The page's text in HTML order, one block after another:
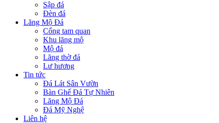
Sập đá
Đèn đá
Lăng Mộ Đá
Cổng tam quan
Khu lăng mộ
Mộ đá
Lăng thờ đá
Lư hương
Tin tức
Đá Lát Sân Vườn
Bàn Ghế Đá Tự Nhiên
Lăng Mộ Đá
Đá Mỹ Nghệ
Liên hệ